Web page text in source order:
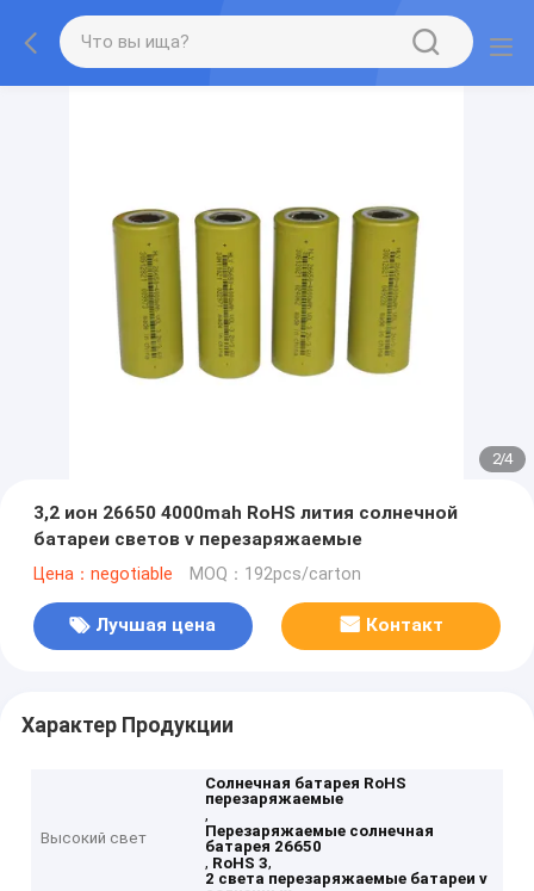
2/4
3,2 ион 26650 4000mah RoHS лития солнечной
батареи светов v перезаряжаемые
Цена：negotiable MOQ：192pcs/carton
Лучшая цена Контакт
Характер Продукции
Высокий свет
Солнечная батарея RoHS
перезаряжаемые
,
Перезаряжаемые солнечная
батарея 26650
, RoHS 3,
2 света перезаряжаемые батареи v